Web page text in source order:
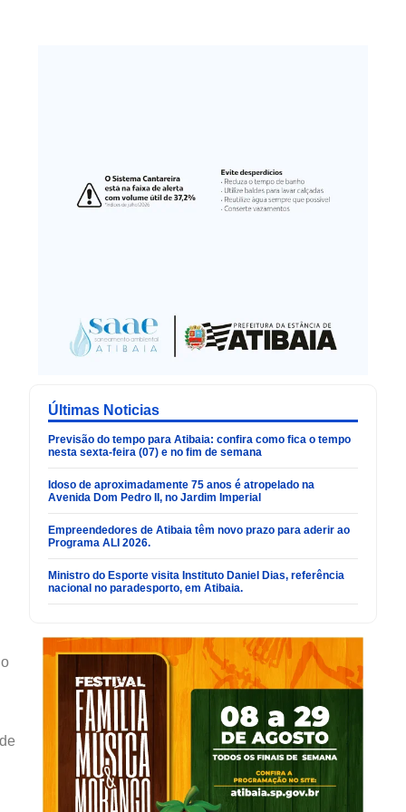
Últimas Noticias
Previsão do tempo para Atibaia: confira como fica o tempo
nesta sexta-feira (07) e no fim de semana
Idoso de aproximadamente 75 anos é atropelado na
Avenida Dom Pedro II, no Jardim Imperial
Empreendedores de Atibaia têm novo prazo para aderir ao
Programa ALI 2026.
Ministro do Esporte visita Instituto Daniel Dias, referência
nacional no paradesporto, em Atibaia.